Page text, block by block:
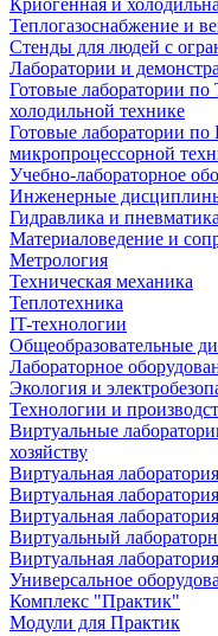
Криогенная и
Теплогазоснабжение и
Стенды для людей с
Лаборатории и
Готовые лаборатории
холодильной технике
Готовые лаборатории
микропроцессорной
Учебно-лабораторное
Инженерные
Гидравлика и пневматика
Материаловедение и
Метрология
Техническая механика
Теплотехника
IT-технологии
Общеобразовательные
Лабораторное
Экология и
Технологии и
Виртуальные
хозяйству
Виртуальная
Виртуальная
Виртуальная
Виртуальный
Виртуальная
Универсальное
Комплекс "Практик"
Модули для Практик